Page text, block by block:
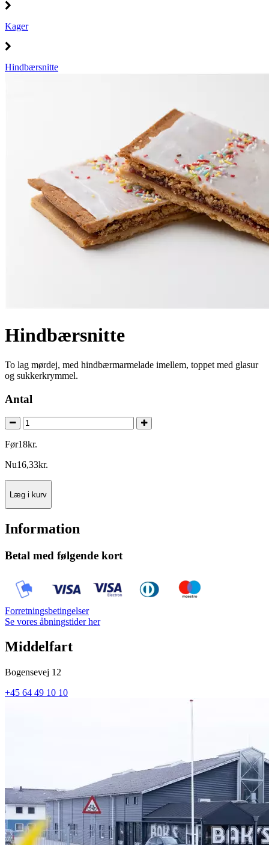
Kager
Hindbærsnitte
Hindbærsnitte
To lag mørdej, med hindbærmarmelade imellem, toppet med glasur
og sukkerkrymmel.
Antal
Før18kr.
Nu16,33kr.
Læg i kurv
Information
Betal med følgende kort
Forretningsbetingelser
Se vores åbningstider her
Middelfart
Bogensevej 12
+45 64 49 10 10